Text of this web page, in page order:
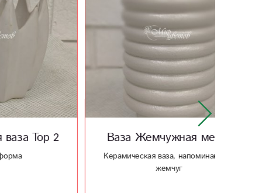
2 Ваза Жемчужная мечта
Керамическая ваза, напоминающая